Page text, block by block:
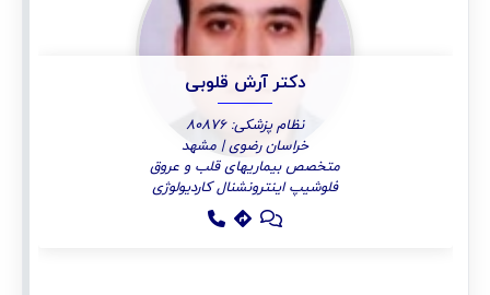
دکتر آرش قلوبی
نظام پزشکی: 80876
خراسان رضوی | مشهد
متخصص بیماریهای قلب و عروق
فلوشیپ اینترونشنال کاردیولوژی